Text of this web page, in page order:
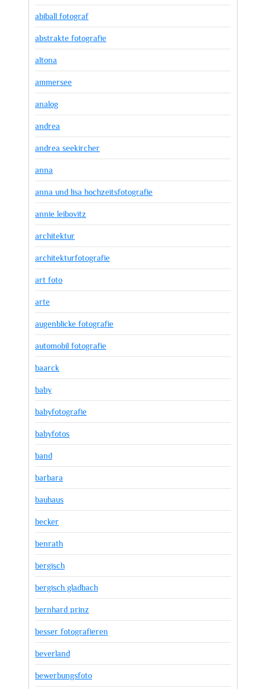
abiball fotograf
abstrakte fotografie
altona
ammersee
analog
andrea
andrea seekircher
anna
anna und lisa hochzeitsfotografie
annie leibovitz
architektur
architekturfotografie
art foto
arte
augenblicke fotografie
automobil fotografie
baarck
baby
babyfotografie
babyfotos
band
barbara
bauhaus
becker
benrath
bergisch
bergisch gladbach
bernhard prinz
besser fotografieren
beverland
bewerbungsfoto